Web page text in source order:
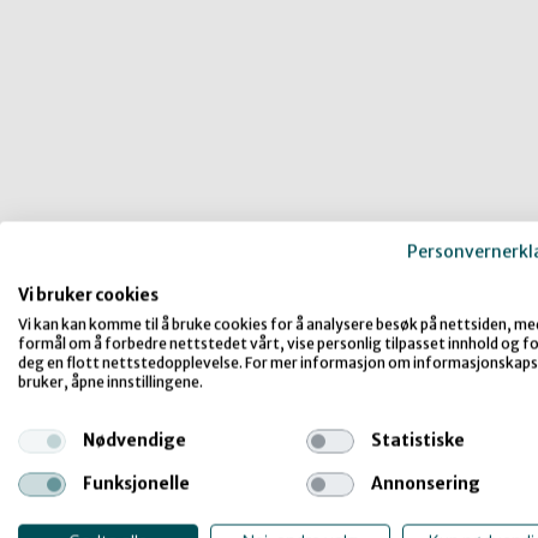
Vi bruker cookies
Vi kan kan komme til å bruke cookies for å analysere besøk på nettsiden,
formål om å forbedre nettstedet vårt, vise personlig tilpasset innhold og
deg en flott nettstedopplevelse. For mer informasjon om
bruker, åpne innstillingene.
Nødvendige
Statistiske
Funksjonelle
Annonsering